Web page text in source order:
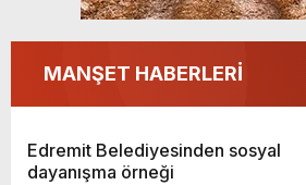
MANŞET HABERLERİ
Edremit Belediyesinden sosyal
dayanışma örneği